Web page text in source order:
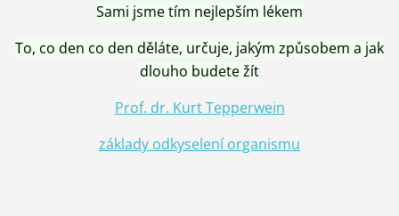
Sami jsme tím nejlepším lékem
To, co den co den děláte, určuje, jakým způsobem a jak
dlouho budete žít
Prof. dr. Kurt Tepperwein
základy odkyselení organismu